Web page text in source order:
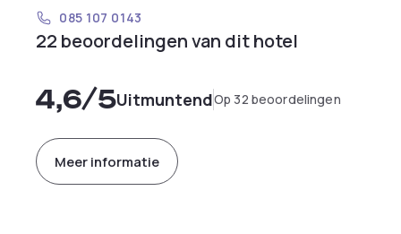
085 107 0143
22 beoordelingen van dit hotel
4,6/5UitmuntendOp 32 beoordelingen
Meer informatie